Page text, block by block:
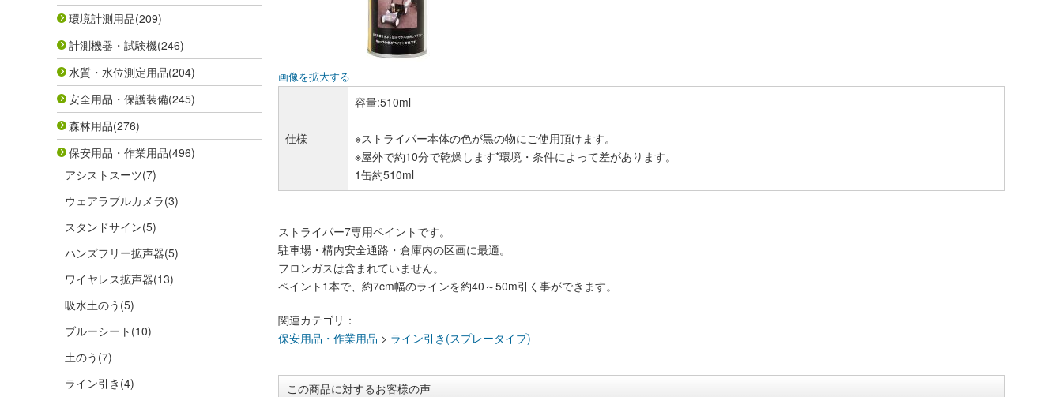
環境計測用品(209)
計測機器・試験機(246)
水質・水位測定用品(204)
安全用品・保護装備(245)
森林用品(276)
保安用品・作業用品(496)
アシストスーツ(7)
ウェアラブルカメラ(3)
スタンドサイン(5)
ハンズフリー拡声器(5)
ワイヤレス拡声器(13)
吸水土のう (5)
ブルーシート (10)
土のう (7)
ライン引き (4)
画像を拡大する
仕様
容量:510ml
※ストライパー本体の色が黒の物にご使用頂けます。
※屋外で約10分で乾燥します*環境・条件によって差があります。
1缶約510ml
ストライパー7専用ペイントです。
駐車場・構内安全通路・倉庫内の区画に最適。
フロンガスは含まれていません。
ペイント1本で、約7cm幅のラインを約40～50m引く事ができます。
関連カテゴリ：
保安用品・作業用品 > ライン引き(スプレータイプ)
この商品に対するお客様の声